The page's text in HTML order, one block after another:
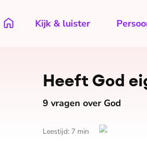
Kijk & luister
Heeft God
9 vragen over God
Leestijd: 7 min